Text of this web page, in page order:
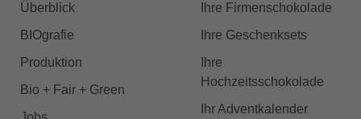
Überblick
BIOgrafie
Produktion
Bio + Fair + Green
Ihre Firmenschokolade
Ihre Geschenksets
Ihre
Hochzeitsschokolade
Ihr Adventkalender